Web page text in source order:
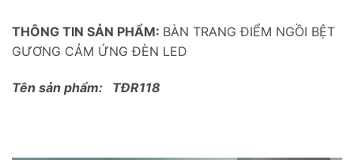
THÔNG TIN SẢN PHẨM: BÀN TRANG ĐIỂM NGỒI BỆT
GƯƠNG CẢM ỨNG ĐÈN LED
Tên sản phẩm: TĐR118